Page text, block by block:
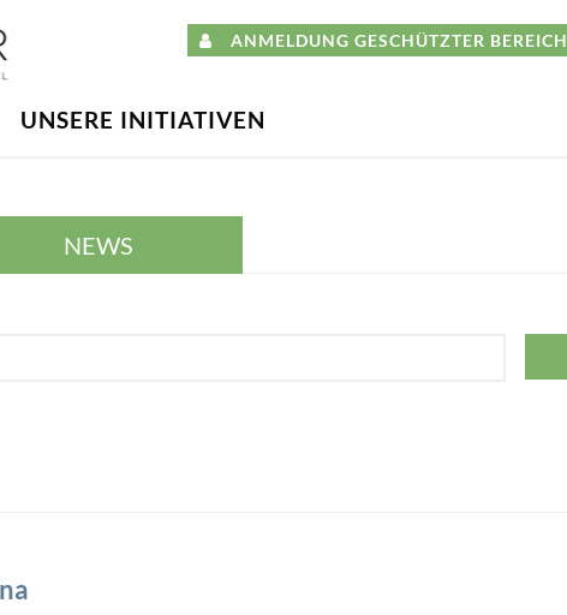
ANMELDUNG GESCHÜTZTER BEREICH
UNSERE INITIATIVEN
NEWS